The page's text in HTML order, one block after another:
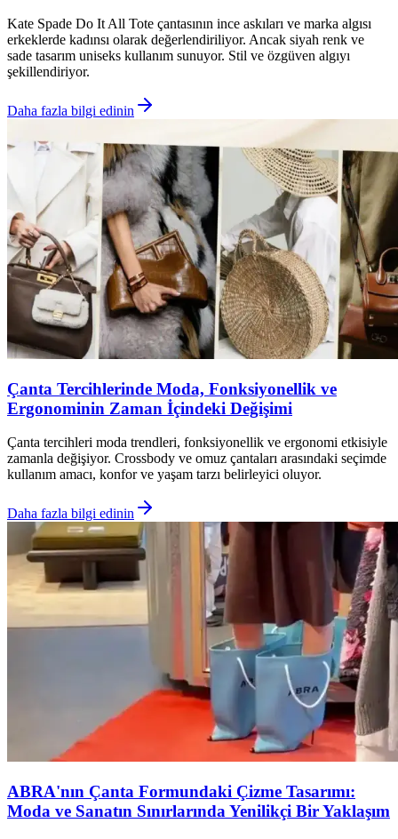
Kate Spade Do It All Tote çantasının ince askıları ve marka algısı
erkeklerde kadınsı olarak değerlendiriliyor. Ancak siyah renk ve
sade tasarım uniseks kullanım sunuyor. Stil ve özgüven algıyı
şekillendiriyor.
Daha fazla bilgi edinin
Çanta Tercihlerinde Moda, Fonksiyonellik ve
Ergonominin Zaman İçindeki Değişimi
Çanta tercihleri moda trendleri, fonksiyonellik ve ergonomi etkisiyle
zamanla değişiyor. Crossbody ve omuz çantaları arasındaki seçimde
kullanım amacı, konfor ve yaşam tarzı belirleyici oluyor.
Daha fazla bilgi edinin
ABRA'nın Çanta Formundaki Çizme Tasarımı:
Moda ve Sanatın Sınırlarında Yenilikçi Bir Yaklaşım